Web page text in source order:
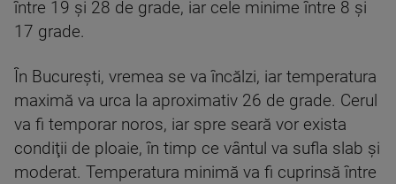
între 19 şi 28 de grade, iar cele minime între 8 şi
17 grade.
În Bucureşti, vremea se va încălzi, iar temperatura
maximă va urca la aproximativ 26 de grade. Cerul
va fi temporar noros, iar spre seară vor exista
condiţii de ploaie, în timp ce vântul va sufla slab şi
moderat. Temperatura minimă va fi cuprinsă între